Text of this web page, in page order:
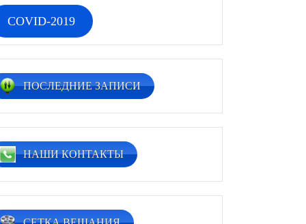
COVID-2019
ПОСЛЕДНИЕ ЗАПИСИ
НАШИ КОНТАКТЫ